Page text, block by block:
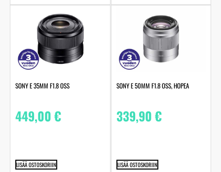
SONY E 35MM F1.8 OSS
449,00€
LISÄÄ OSTOSKORIIN
SONY E 50MM F1.8 OSS, HOPEA
339,90€
LISÄÄ OSTOSKORIIN